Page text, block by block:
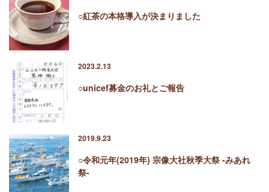
○紅茶の本格導入が決まりました
2023.2.13
○unicef募金のお礼とご報告
2019.9.23
○令和元年(2019年) 宗像大社秋季大祭 -みあれ
祭-